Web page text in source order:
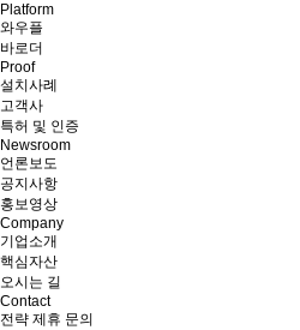
Platform
와우플
바로더
Proof
설치사례
고객사
특허 및 인증
Newsroom
언론보도
공지사항
홍보영상
Company
기업소개
핵심자산
오시는 길
Contact
전략 제휴 문의